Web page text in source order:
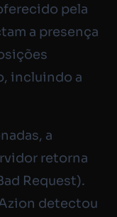
pela
a presença
incluindo a
a
retorna
Request).
detectou